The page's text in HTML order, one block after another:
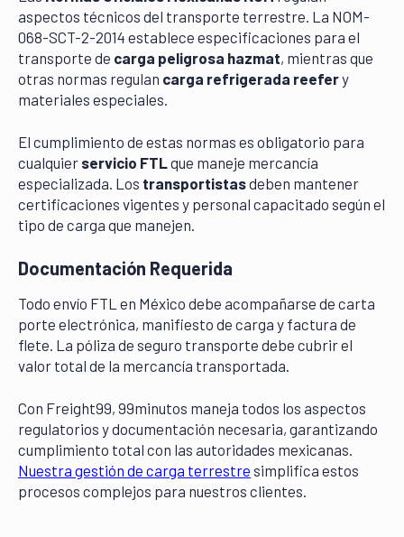
aspectos técnicos del transporte terrestre. La NOM-
068-SCT-2-2014 establece especificaciones para el
transporte de carga peligrosa hazmat, mientras que
otras normas regulan carga refrigerada reefery
materiales especiales.
El cumplimiento de estas normas es obligatorio para
cualquier servicio FTLque maneje mercancía
especializada. Los transportistasdeben mantener
certificaciones vigentes y personal capacitado según el
tipo de carga que manejen.
Documentación Requerida
Todo envío FTL en México debe acompañarse de carta
porte electrónica, manifiesto de carga y factura de
flete. La póliza de seguro transporte debe cubrir el
valor total de la mercancía transportada.
Con Freight99, 99minutos maneja todos los aspectos
regulatorios y documentación necesaria, garantizando
cumplimiento total con las autoridades mexicanas.
Nuestra gestión de carga terrestre simplifica estos
procesos complejos para nuestros clientes.